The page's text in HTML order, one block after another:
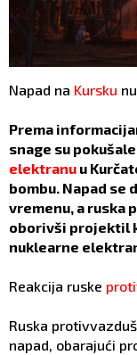
Napad na Kursku
Prema
snage su
elektranu u
bombu. Napad se
vremenu, a ruska
oborivši projektil
nuklearne
Reakcija ruske
Ruska
napad, obarajući